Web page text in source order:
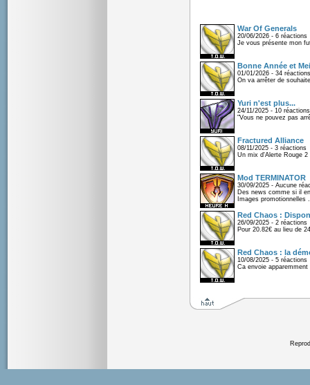
War Of Generals
20/06/2026 - 6 réactions
Je vous présente mon
Bonne Année et
01/01/2026 - 34 réactions
On va arrêter de
Yuri n'est plus...
24/11/2025 - 10 réactions
"Vous ne pouvez pas
Fractured Alliance
08/11/2025 - 3 réactions
Un mix d'Alerte Rouge
Mod TERMINATOR
30/09/2025 - Aucune
Des news comme si il
Images promotionnelles .
Red Chaos :
26/09/2025 - 2 réactions
Pour 20.82€ au lieu de
Red Chaos : la
10/08/2025 - 5 réactions
Ca envoie apparemment